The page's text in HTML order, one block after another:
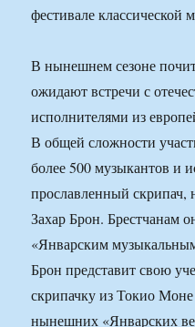
В нынешнем сезоне
ожидают встречи с
исполнителями из
В общей сложности
более 500 музыкантов и
прославленный
Захар Брон. Брестчанам
«Январским
Брон представит свою
скрипачку из Токио
нынешних «Январских